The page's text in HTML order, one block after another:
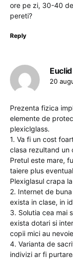
ore pe zi, 30-40
pereti?
Reply
Euclid
20
Prezenta fizica
elemente de
plexiclglass.
1. Va fi un cost
clasa rezultand un
Pretul este mare,
taiere plus
Plexiglasul crapa
2. Internet de
exista in clase, in
3. Solutia cea mai
exista dotari si
copii mici au
4. Varianta de
indivizi ar fi